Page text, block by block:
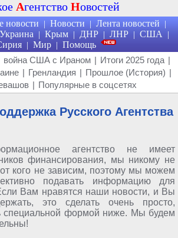
Агентство Новостей
новости | Новости | Лента новостей |
Украина | Крым | ДНР | ЛНР | США |
| Мир | Помощь
война США с Ираном | Итоги 2025 года |
| Гренландия | Прошлое (История) |
| Популярные в соцсетях
Русского Агентства
агентство не имеет
финансирования, мы никому не
кого не зависим, поэтому мы можем
подавать информацию для
Вам нравятся наши новости, и Вы
это сделать очень просто,
специальной формой ниже. Мы будем